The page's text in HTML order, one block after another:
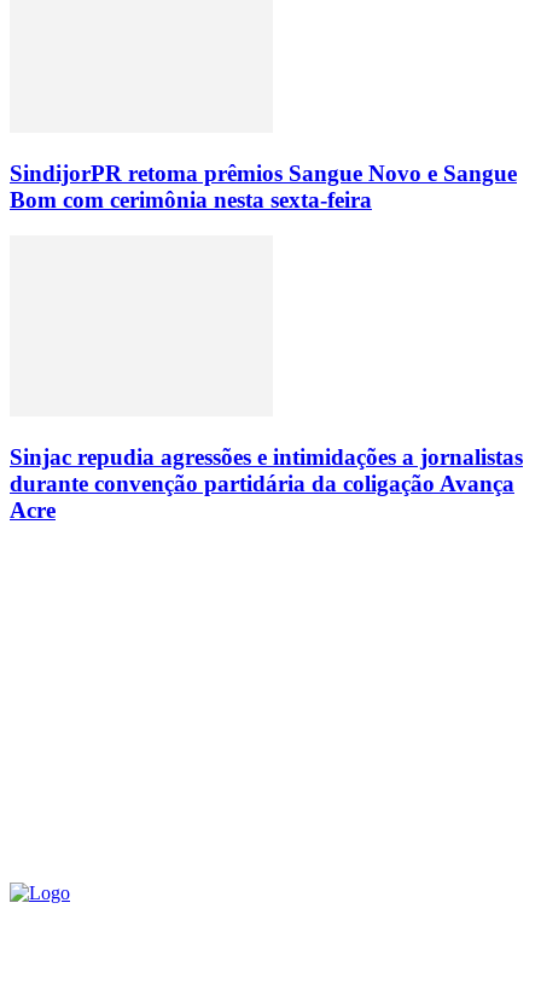
SindijorPR retoma prêmios Sangue Novo e Sangue
Bom com cerimônia nesta sexta-feira
Sinjac repudia agressões e intimidações a jornalistas
durante convenção partidária da coligação Avança
Acre